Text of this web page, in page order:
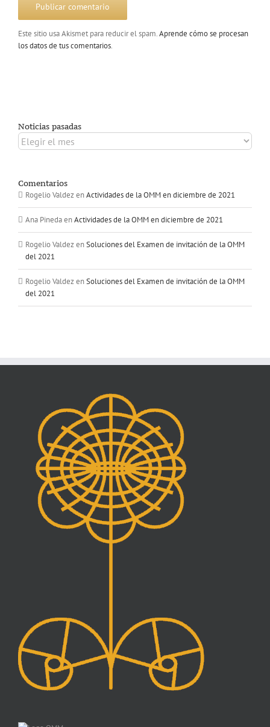
Este sitio usa Akismet para reducir el spam.Aprende cómo se procesan
los datos de tus comentarios.
Noticias pasadas
Noticias
pasadas
Comentarios
Rogelio ValdezenActividades de la OMM en diciembre de 2021
Ana PinedaenActividades de la OMM en diciembre de 2021
Rogelio ValdezenSoluciones del Examen de invitación de la OMM
del 2021
Rogelio ValdezenSoluciones del Examen de invitación de la OMM
del 2021